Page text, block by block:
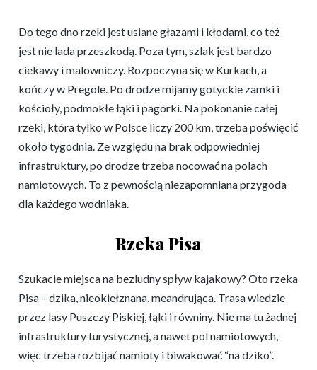
Do tego dno rzeki jest usiane głazami i kłodami, co też
jest nie lada przeszkodą. Poza tym, szlak jest bardzo
ciekawy i malowniczy. Rozpoczyna się w Kurkach, a
kończy w Pregole. Po drodze mijamy gotyckie zamki i
kościoły, podmokłe łąki i pagórki. Na pokonanie całej
rzeki, która tylko w Polsce liczy 200 km, trzeba poświęcić
około tygodnia. Ze względu na brak odpowiedniej
infrastruktury, po drodze trzeba nocować na polach
namiotowych. To z pewnością niezapomniana przygoda
dla każdego wodniaka.
Rzeka Pisa
Szukacie miejsca na bezludny spływ kajakowy? Oto rzeka
Pisa – dzika, nieokiełznana, meandrująca. Trasa wiedzie
przez lasy Puszczy Piskiej, łąki i równiny. Nie ma tu żadnej
infrastruktury turystycznej, a nawet pól namiotowych,
więc trzeba rozbijać namioty i biwakować “na dziko”.